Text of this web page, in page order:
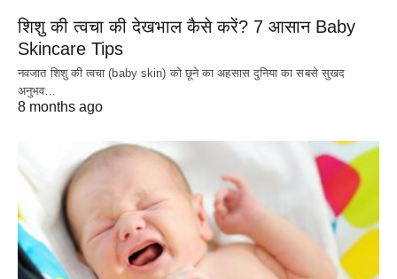
शिशु की त्वचा की देखभाल कैसे करें? 7 आसान Baby
Skincare Tips
नवजात शिशु की त्वचा (baby skin) को छूने का अहसास दुनिया का सबसे सुखद
अनुभव…
8 months ago